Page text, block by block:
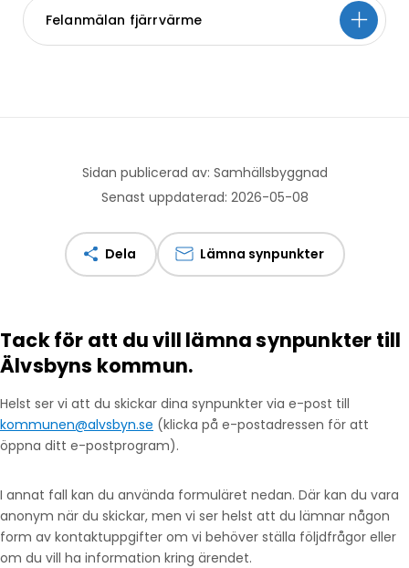
Felanmälan fjärrvärme
Sidan publicerad av: Samhällsbyggnad
Senast uppdaterad: 2026-05-08
Dela Lämna synpunkter
Tack för att du vill lämna synpunkter till
Älvsbyns kommun.
Helst ser vi att du skickar dina synpunkter via e-post till
kommunen@alvsbyn.se (klicka på e-postadressen för att
öppna ditt e-postprogram).
I annat fall kan du använda formuläret nedan. Där kan du vara
anonym när du skickar, men vi ser helst att du lämnar någon
form av kontaktuppgifter om vi behöver ställa följdfrågor eller
om du vill ha information kring ärendet.